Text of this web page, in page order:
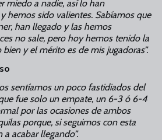
miedo a nadie, así lo han
hemos sido valientes. Sabíamos que
han llegado y las hemos
no sale, pero hoy hemos tenido la
y el mérito es de mis jugadoras”.
sentíamos un poco fastidiados del
fue solo un empate, un 6-3 ó 6-4
por las ocasiones de ambos
porque, si seguimos con esta
acabar llegando”.